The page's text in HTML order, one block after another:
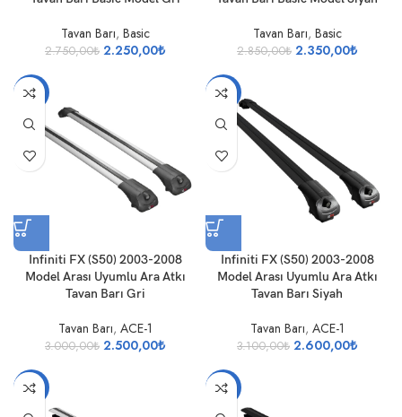
Tavan Barı, Basic
2.750,00₺ 2.250,00₺
Tavan Barı, Basic
2.850,00₺ 2.350,00₺
-17%
Infiniti FX (S50) 2003-2008
Model Arası Uyumlu Ara Atkı
Tavan Barı Gri
Tavan Barı, ACE-1
3.000,00₺ 2.500,00₺
-16%
Infiniti FX (S50) 2003-2008
Model Arası Uyumlu Ara Atkı
Tavan Barı Siyah
Tavan Barı, ACE-1
3.100,00₺ 2.600,00₺
-18% -18%